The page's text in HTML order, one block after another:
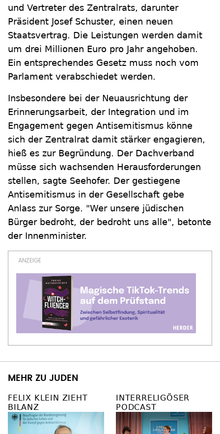
und Vertreter des Zentralrats, darunter
Präsident Josef Schuster, einen neuen
Staatsvertrag. Die Leistungen werden damit
um drei Millionen Euro pro Jahr angehoben.
Ein entsprechendes Gesetz muss noch vom
Parlament verabschiedet werden.
Insbesondere bei der Neuausrichtung der
Erinnerungsarbeit, der Integration und im
Engagement gegen Antisemitismus könne
sich der Zentralrat damit stärker engagieren,
hieß es zur Begründung. Der Dachverband
müsse sich wachsenden Herausforderungen
stellen, sagte Seehofer. Der gestiegene
Antisemitismus in der Gesellschaft gebe
Anlass zur Sorge. "Wer unsere jüdischen
Bürger bedroht, der bedroht uns alle", betonte
der Innenminister.
MEHR ZU JUDEN
FELIX KLEIN ZIEHT
BILANZ
INTERRELIGÖSER
PODCAST